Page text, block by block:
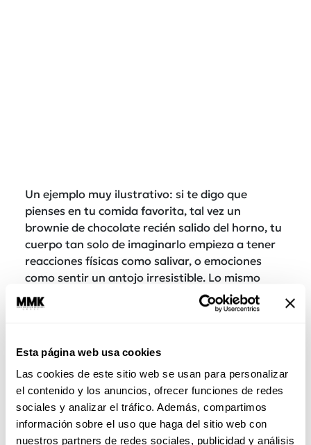
Esta página web usa cookies
Las cookies de este sitio web se usan para personalizar
el contenido y los anuncios, ofrecer funciones de redes
sociales y analizar el tráfico. Además, compartimos
información sobre el uso que haga del sitio web con
nuestros partners de redes sociales, publicidad y análisis
Un ejemplo muy ilustrativo: si te digo que
pienses en tu comida favorita, tal vez un
brownie de chocolate recién salido del horno, tu
cuerpo tan solo de imaginarlo empieza a tener
reacciones físicas como salivar, o emociones
como sentir un antojo irresistible. Lo mismo
pasa con tu cama… ¿quieres que tu cuerpo se
prepare para tener sexo y dormir bien y bonito?
con esas dos actividades.
Sin importar si eres team #together forever o
#cadaquienlasuya, el chiste es que no pierdas ni
el sueño ni el amor. Estas estrategias te pueden
ayudar.